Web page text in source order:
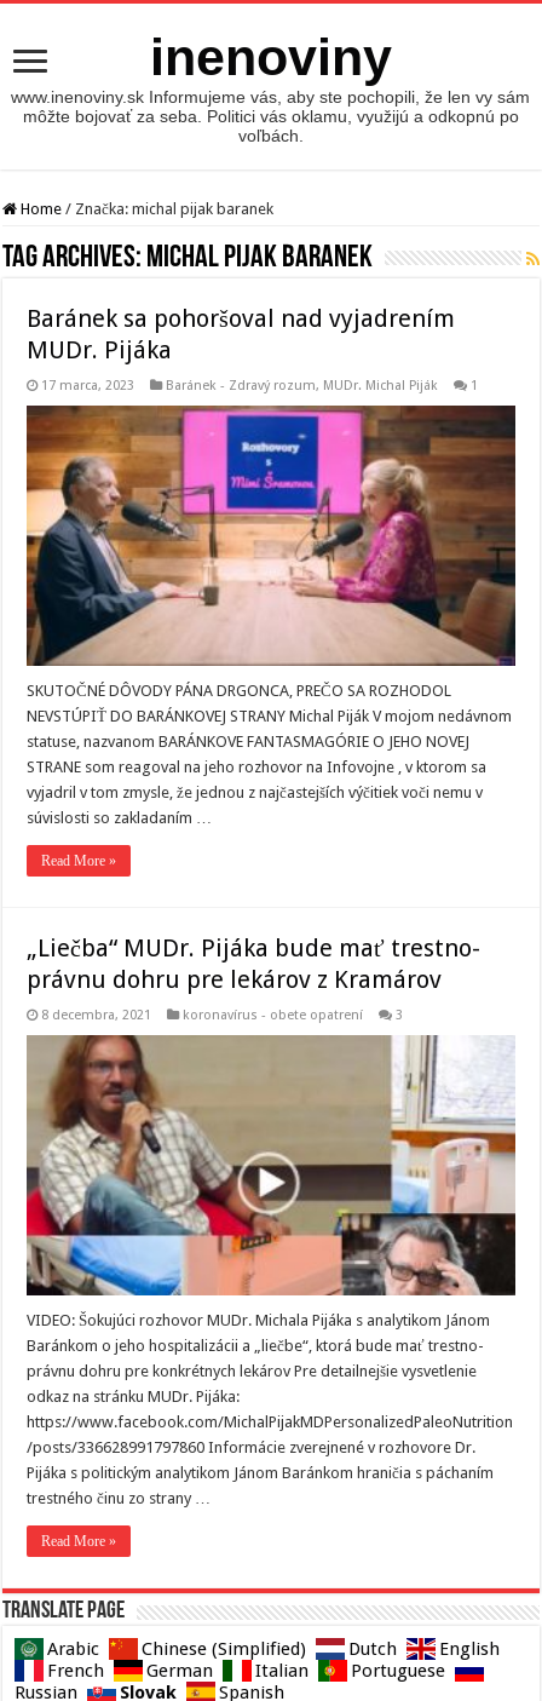
inenoviny
www.inenoviny.sk Informujeme vás, aby ste pochopili, že len vy sám
môžte bojovať za seba. Politici vás oklamu, využijú a odkopnú po
voľbách.
Home / Značka:michal pijak baranek
Tag Archives: michal pijak baranek
Baránek sa pohoršoval nad vyjadrením
MUDr. Pijáka
17 marca, 2023 Baránek - Zdravý rozum, MUDr. Michal Piják 1
SKUTOČNÉ DÔVODY PÁNA DRGONCA, PREČO SA ROZHODOL
NEVSTÚPIŤ DO BARÁNKOVEJ STRANY Michal Piják V mojom nedávnom
statuse, nazvanom BARÁNKOVE FANTASMAGÓRIE O JEHO NOVEJ
STRANE som reagoval na jeho rozhovor na Infovojne , v ktorom sa
vyjadril v tom zmysle, že jednou z najčastejších výčitiek voči nemu v
súvislosti so zakladaním …
Read More »
„Liečba“ MUDr. Pijáka bude mať trestno-
právnu dohru pre lekárov z Kramárov
8 decembra, 2021 koronavírus - obete opatrení 3
VIDEO: Šokujúci rozhovor MUDr. Michala Pijáka s analytikom Jánom
Baránkom o jeho hospitalizácii a „liečbe“, ktorá bude mať trestno-
právnu dohru pre konkrétnych lekárov Pre detailnejšie vysvetlenie
odkaz na stránku MUDr. Pijáka:
https://www.facebook.com/MichalPijakMDPersonalizedPaleoNutrition
/posts/336628991797860 Informácie zverejnené v rozhovore Dr.
Pijáka s politickým analytikom Jánom Baránkom hraničia s páchaním
trestného činu zo strany …
Read More »
Translate page
Arabic Chinese (Simplified) Dutch
English
French
German Italian
Portuguese
Russian
Slovak Spanish